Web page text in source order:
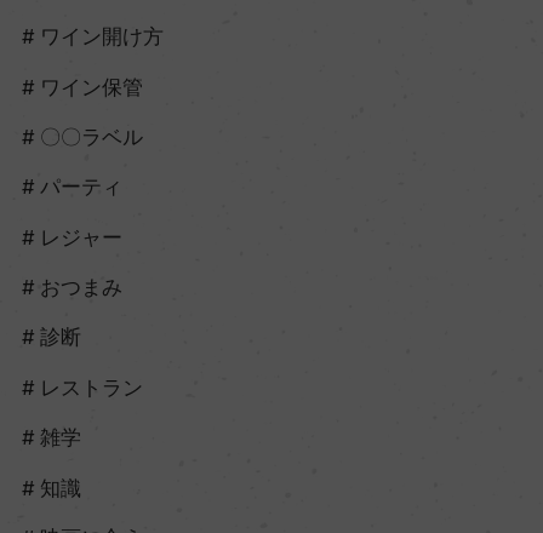
ワイン開け方
ワイン保管
〇〇ラベル
パーティ
レジャー
おつまみ
診断
レストラン
雑学
知識